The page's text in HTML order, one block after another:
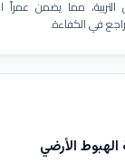
مما يضمن عمراً
في الكفاءة.
الهبوط الأرضي